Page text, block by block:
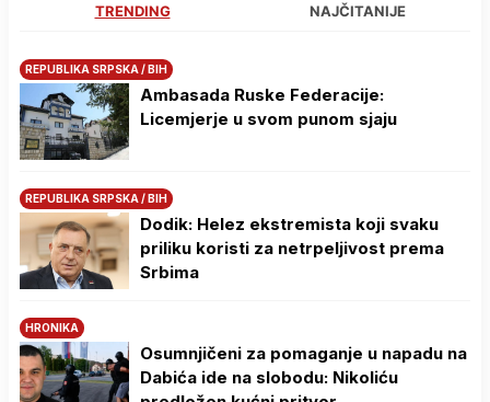
TRENDING NAJČITANIJE
REPUBLIKA SRPSKA / BIH
Ambasada Ruske Federacije:
Licemjerje u svom punom sjaju
REPUBLIKA SRPSKA / BIH
Dodik: Helez ekstremista koji svaku
priliku koristi za netrpeljivost prema
Srbima
HRONIKA
Osumnjičeni za pomaganje u napadu na
Dabića ide na slobodu: Nikoliću